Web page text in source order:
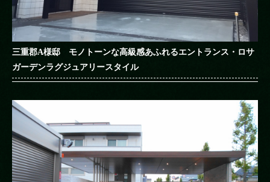
三重郡A様邸 モノトーンな高級感あふれるエントランス・ロサ
ガーデンラグジュアリースタイル